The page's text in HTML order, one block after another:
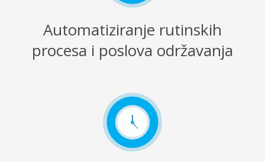
Automatiziranje rutinskih
procesa i poslova održavanja